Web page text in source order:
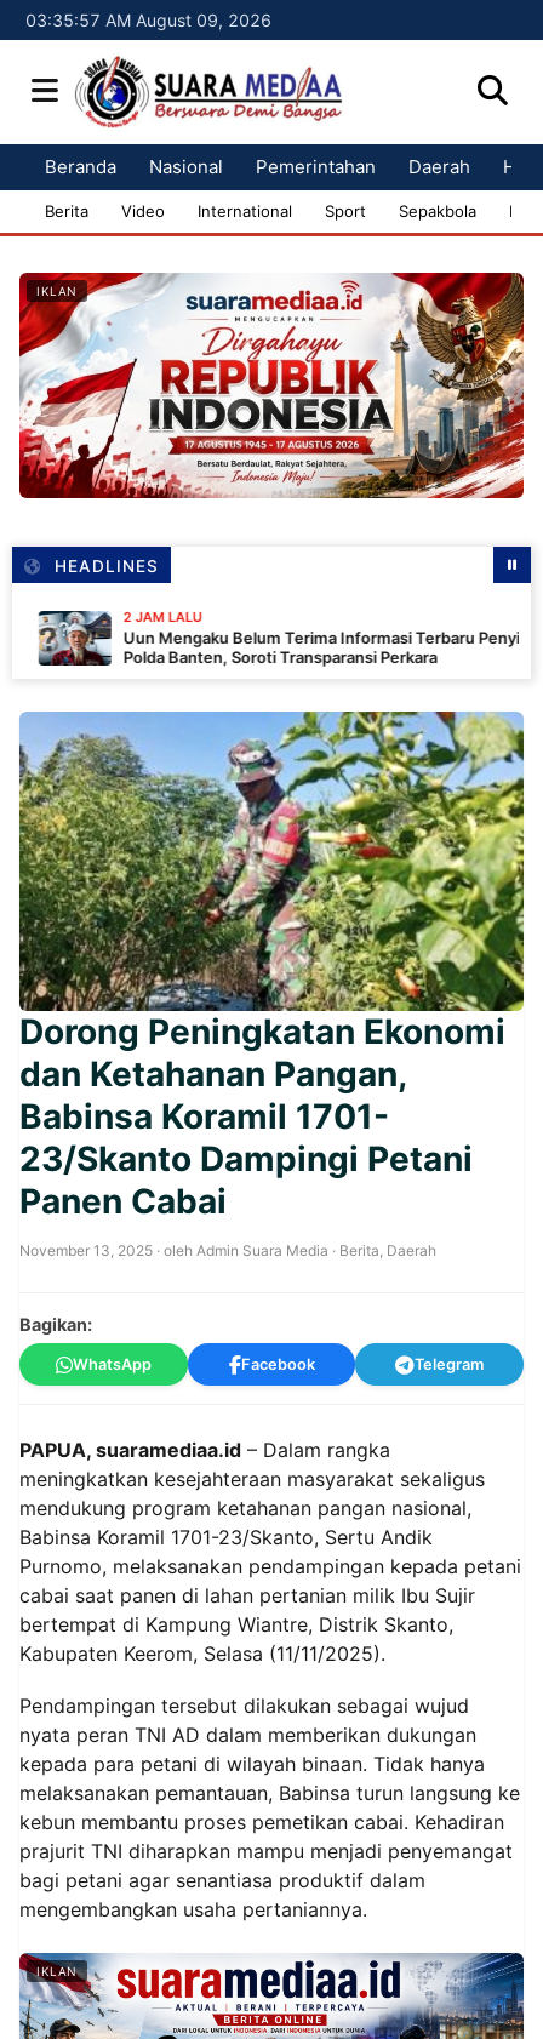
03:35:58 AM August 09, 2026
Beranda Nasional Pemerintahan Daerah
Berita Video International Sport Sepakbola
IKLAN
HEADLINES
2 JAM LALU
Uun Mengaku Belum Terima Informasi Terbaru Penyidikan
Polda Banten, Soroti Transparansi Perkara
Dorong Peningkatan Ekonomi
dan Ketahanan Pangan,
Babinsa Koramil 1701-
23/Skanto Dampingi Petani
Panen Cabai
November 13, 2025 · oleh Admin Suara Media · Berita, Daerah
Bagikan:
WhatsApp Facebook Telegram
PAPUA, suaramediaa.id – Dalam rangka
meningkatkan kesejahteraan masyarakat sekaligus
mendukung program ketahanan pangan nasional,
Babinsa Koramil 1701-23/Skanto, Sertu Andik
Purnomo, melaksanakan pendampingan kepada petani
cabai saat panen di lahan pertanian milik Ibu Sujir
bertempat di Kampung Wiantre, Distrik Skanto,
Kabupaten Keerom, Selasa (11/11/2025).
Pendampingan tersebut dilakukan sebagai wujud
nyata peran TNI AD dalam memberikan dukungan
kepada para petani di wilayah binaan. Tidak hanya
melaksanakan pemantauan, Babinsa turun langsung ke
kebun membantu proses pemetikan cabai. Kehadiran
prajurit TNI diharapkan mampu menjadi penyemangat
bagi petani agar senantiasa produktif dalam
mengembangkan usaha pertaniannya.
IKLAN